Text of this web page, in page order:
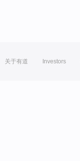
关于有道 Investors